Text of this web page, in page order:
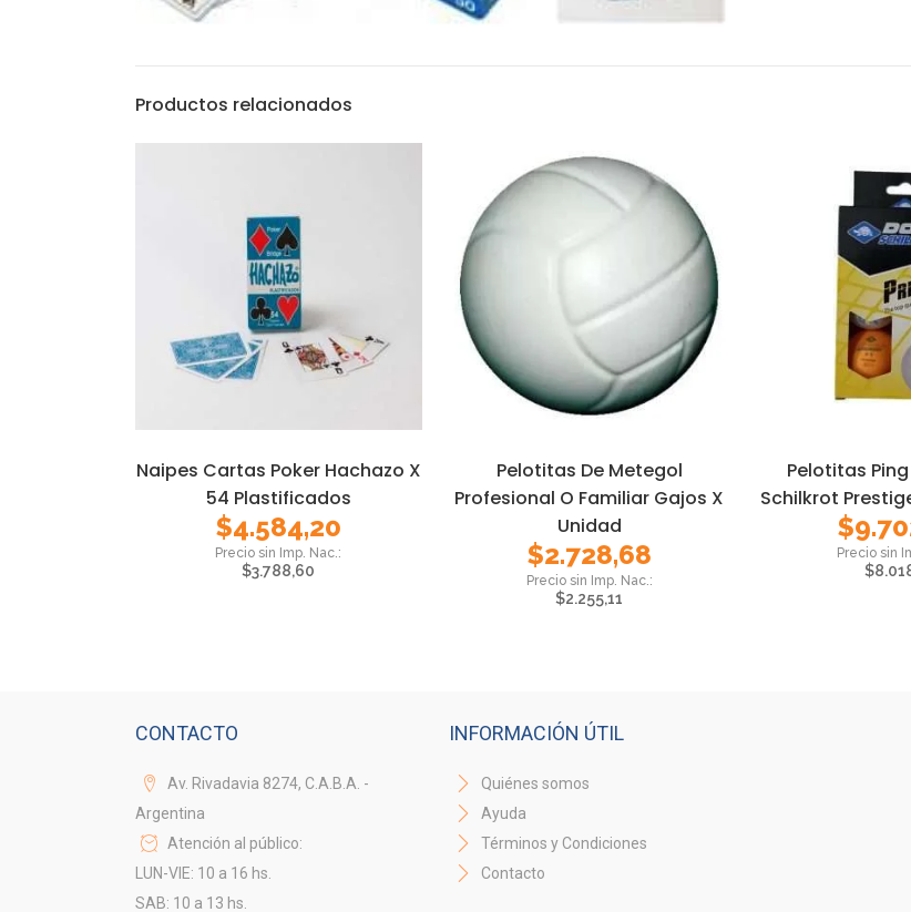
Productos relacionados
Naipes Cartas Poker Hachazo X
54 Plastificados
$4.584,20
$3.788,60
Pelotitas De Metegol
Profesional O Familiar Gajos X
Unidad
$2.728,68
$2.255,11
Pelotitas
Schilkrot
$
$
CONTACTO
Av. Rivadavia 8274, C.A.B.A. -
Argentina
Atención al público:
LUN-VIE: 10 a 16 hs.
SAB: 10 a 13 hs.
INFORMACIÓN ÚTIL
Quiénes somos
Ayuda
Términos y Condiciones
Contacto